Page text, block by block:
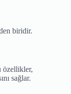
biridir.
özellikler,
sağlar.